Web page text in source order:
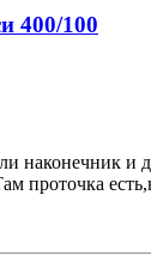
400/100
и